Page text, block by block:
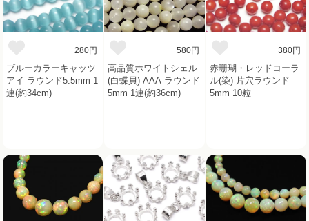
280円
ブルーカラーキャッツ
アイ ラウンド5.5mm 1
連(約34cm)
580円
高品質ホワイトシェル
(白蝶貝) AAA ラウンド
5mm 1連(約36cm)
380円
赤珊瑚・レッドコーラ
ル(染) 片穴ラウンド
5mm 10粒